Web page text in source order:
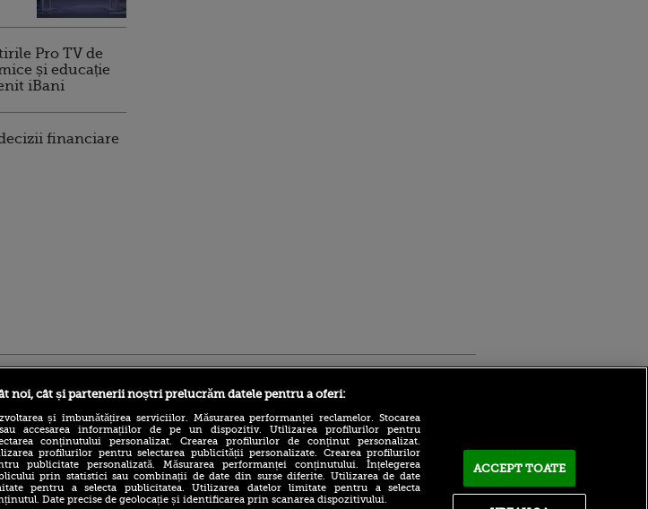
Pro TV de
și educație
iBani
financiare
Lumea Atmosferă din altă lume la
noi, cât și partenerii noștri prelucrăm datele pentru a oferi:
și îmbunătățirea serviciilor. Măsurarea performanței reclamelor. Stocarea
accesarea informațiilor de pe un dispozitiv. Utilizarea profilurilor pentru
conținutului personalizat. Crearea profilurilor de conținut personalizat.
profilurilor pentru selectarea publicității personalizate. Crearea profilurilor
publicitate personalizată. Măsurarea performanței conținutului. Înțelegerea
prin statistici sau combinații de date din surse diferite. Utilizarea de date
pentru a selecta publicitatea. Utilizarea datelor limitate pentru a selecta
Date precise de geolocație și identificarea prin scanarea dispozitivului.
ACCEPT TOATE